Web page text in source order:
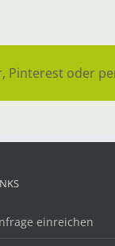
Pinterest oder
einreichen